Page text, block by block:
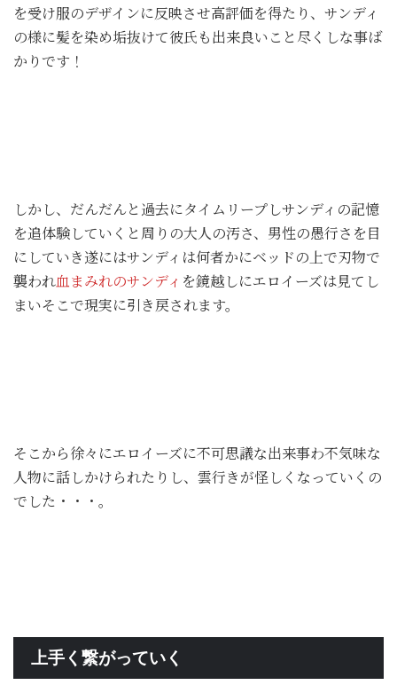
を受け服のデザインに反映させ高評価を得たり、サンディ
の様に髪を染め垢抜けて彼氏も出来良いこと尽くしな事ば
かりです！
しかし、だんだんと過去にタイムリープしサンディの記憶
を追体験していくと周りの大人の汚さ、男性の愚行さを目
にしていき遂にはサンディは何者かにベッドの上で刃物で
襲われ血まみれのサンディ を鏡越しにエロイーズは見てし
まいそこで現実に引き戻されます。
そこから徐々にエロイーズに不可思議な出来事わ不気味な
人物に話しかけられたりし、雲行きが怪しくなっていくの
でした・・・。
上手く繋がっていく